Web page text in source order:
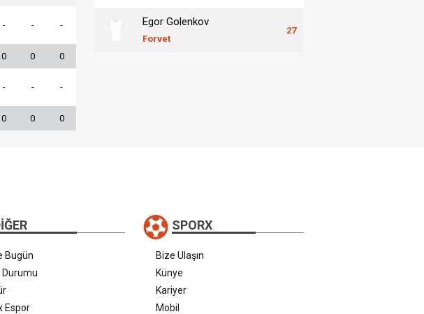
- - -
0 0 0
- - -
0 0 0
Egor Golenkov
Forvet
27
Bugün
Durumu
Espor
SPORX
Bize Ulaşın
Künye
Kariyer
Mobil